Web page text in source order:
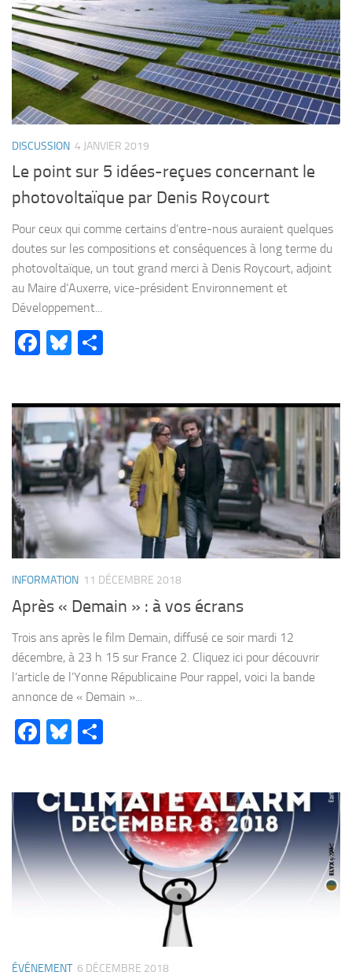
DISCUSSION 4 JANVIER 2019
Le point sur 5 idées-reçues concernant le
photovoltaïque par Denis Roycourt
Pour ceux qui comme certains d’entre-nous auraient quelques
doutes sur les compositions et conséquences à long terme du
photovoltaïque, un tout grand merci à Denis Roycourt, adjoint
au Maire d’Auxerre, vice-président Environnement et
Développement...
Facebook
Bluesky
INFORMATION 11 DÉCEMBRE 2018
Après « Demain » : à vos écrans
Trois ans après le film Demain, diffusé ce soir mardi 12
décembre, à 23 h 15 sur France 2. Cliquez ici pour découvrir
l’article de l’Yonne Républicaine Pour rappel, voici la bande
annonce de « Demain »...
Facebook
Bluesky
ÉVÉNEMENT 6 DÉCEMBRE 2018